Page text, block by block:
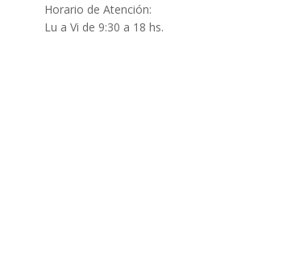
Horario de Atención:
Lu a Vi de 9:30 a 18 hs.